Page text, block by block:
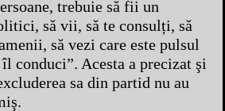
trebuie să fii un
să vii, să te consulți, să
să vezi care este pulsul
conduci”. Acesta a precizat şi
sa din partid nu au